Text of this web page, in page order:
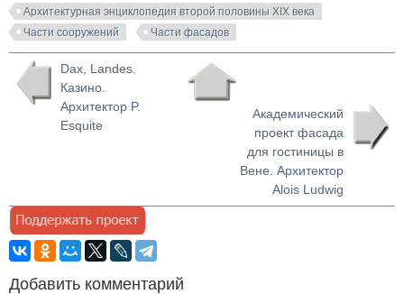
Архитектурная энциклопедия второй половины XIX века
Части сооружений
Части фасадов
Dax, Landes.
Казино.
Архитектор P.
Esquite
Академический
проект фасада
для гостиницы в
Вене. Архитектор
Alois Ludwig
Добавить комментарий